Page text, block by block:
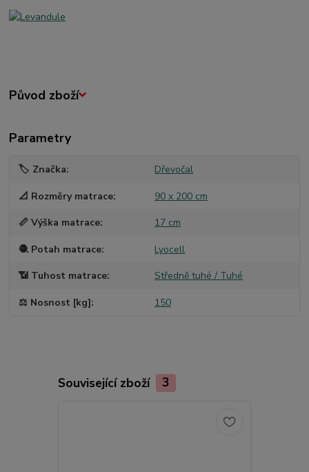
Původ zboží
Parametry
🏷️ Značka Dřevočal
📐 Rozměry matrace 90 x 200 cm
📏 Výška matrace 17 cm
🧶 Potah matrace Lyocell
📶 Tuhost matrace Středně tuhé / Tuhé
⚖️ Nosnost [kg] 150
Související zboží 3